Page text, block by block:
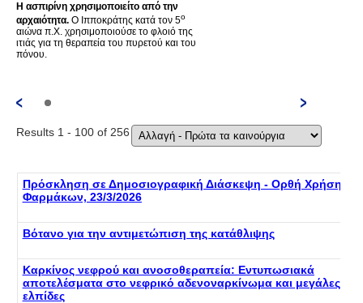
Η ασπιρίνη χρησιμοποιείτο από την
αρχαιότητα. Ο Ιπποκράτης κατά τον 5ο
αιώνα π.Χ. χρησιμοποιούσε το φλοιό της
ιτιάς για τη θεραπεία του πυρετού και του
πόνου.
Results 1 - 100 of 256
Πρόσκληση σε Δημοσιογραφική Διάσκεψη - Ορθή Χρήση
Φαρμάκων, 23/3/2026
Βότανο για την αντιμετώπιση της κατάθλιψης
Καρκίνος νεφρού και ανοσοθεραπεία: Εντυπωσιακά
αποτελέσματα στο νεφρικό αδενοναρκίνωμα και μεγάλες
ελπίδες